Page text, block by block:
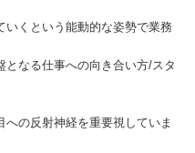
いくという能動的な姿勢で業務
なる仕事への向き合い方/スタ
の反射神経を重要視していま